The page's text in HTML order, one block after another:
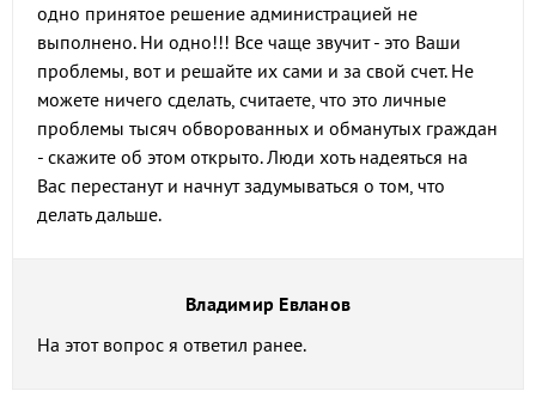
одно принятое решение администрацией не
выполнено. Ни одно!!! Все чаще звучит - это Ваши
проблемы, вот и решайте их сами и за свой счет. Не
можете ничего сделать, считаете, что это личные
проблемы тысяч обворованных и обманутых граждан
- скажите об этом открыто. Люди хоть надеяться на
Вас перестанут и начнут задумываться о том, что
делать дальше.
Владимир Евланов
На этот вопрос я ответил ранее.